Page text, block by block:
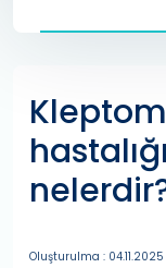
Oluşturulma : 04.11.2025